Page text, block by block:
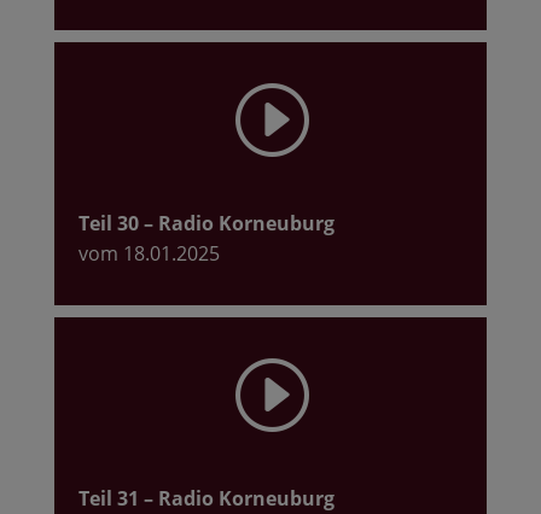
I
Teil 30– Radio Korneuburg
vom 18.01.2025
I
Teil 31 – Radio Korneuburg